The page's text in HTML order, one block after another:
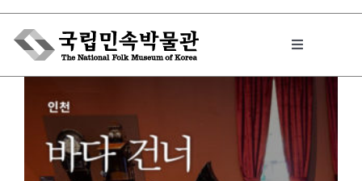
Skip
content
Toggle
박물관에서는
민속이야기